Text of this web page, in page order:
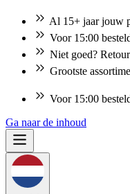
Al 15+ jaar jouw
Voor 15:00
Niet goed?
Grootste
Voor 15:00
Ga naar de inhoud